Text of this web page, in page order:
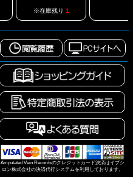
※在庫残り 1
Amputated Vein Recordsのクレジットカード決済はイプシ
ロン株式会社の決済代行システムを利用しております。